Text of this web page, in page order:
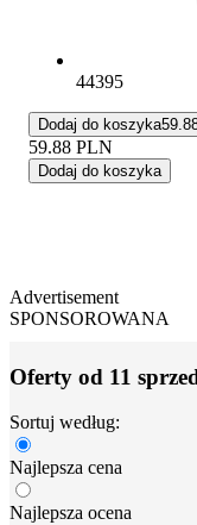
44395
Dodaj do koszyka
59.88 PLN
Dodaj do koszyka
Advertisement
SPONSOROWANA
Oferty od 11
Sortuj według:
Najlepsza cena
Najlepsza ocena